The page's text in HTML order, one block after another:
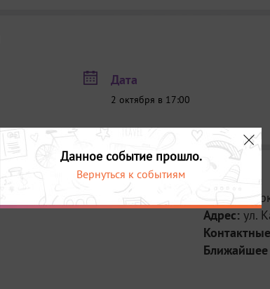
- Феликс
Дата
2 октября в 17:00
Место:
Адрес: ул.
Данное событие прошло.
Вернуться к событиям